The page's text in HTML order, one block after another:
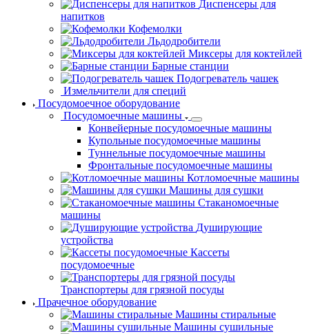
Диспенсеры для
напитков
Кофемолки
Льдодробители
Миксеры для коктейлей
Барные станции
Подогреватель чашек
специй
Посудомоечное оборудование
Посудомоечные
машины
Конвейерные посудомоечные машины
Купольные посудомоечные машины
Туннельные посудомоечные машины
Фронтальные посудомоечные машины
Котломоечные машины
Стаканомоечные
машины
Душирующие
устройства
Кассеты
посудомоечные
Транспортеры для грязной посуды
Прачечное оборудование